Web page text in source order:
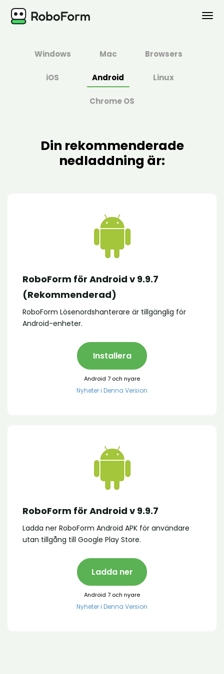
LADDA NER
Windows Mac Browsers
iOS Android Linux
Chrome OS
Din rekommenderade
nedladdning är:
RoboForm för Android v 9.9.7
(Rekommenderad)
RoboForm Lösenordshanterare är tillgänglig för
Android-enheter.
Installera
Android 7 och nyare
Nyheter i Denna Version
RoboForm för Android v 9.9.7
Ladda ner RoboForm Android APK för användare
utan tillgång till Google Play Store.
Ladda ner
Android 7 och nyare
Nyheter i Denna Version